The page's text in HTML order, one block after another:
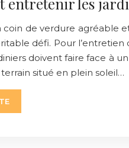
coin de verdure agréable
défi. Pour l’entretien
doivent faire face à
situé en plein soleil…